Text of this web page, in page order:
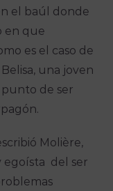
el baúl donde
en que
es el caso de
una joven
punto de ser
Molière,
egoísta del ser